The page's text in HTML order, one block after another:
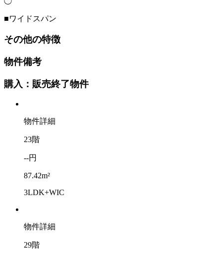
■ワイドスパン
その他の特徴
物件備考
購入：販売終了物件
物件詳細
23階
--円
87.42m²
3LDK+WIC
物件詳細
29階